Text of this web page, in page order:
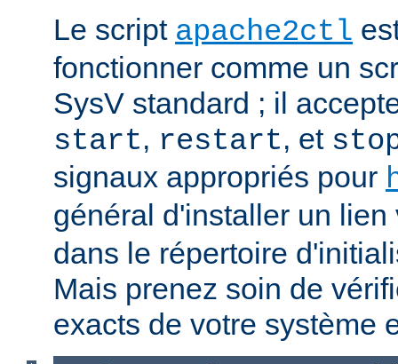
Le script apache2ctl
fonctionner comme un
SysV standard ; il
start, restart, et
signaux appropriés pour
général d'installer un
dans le répertoire
Mais prenez soin de
exacts de votre système